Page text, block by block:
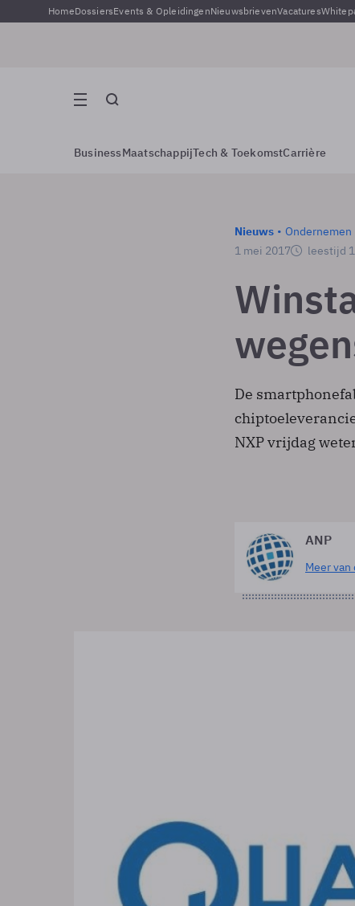
HomeDossiersEvents & OpleidingenNieuwsbrievenVacatures
BusinessMaatschappijTech & ToekomstCarrière
Nieuws
Ondernemen
1 mei 2017
leestijd
De
NXP vrijdag
ANP
Meer